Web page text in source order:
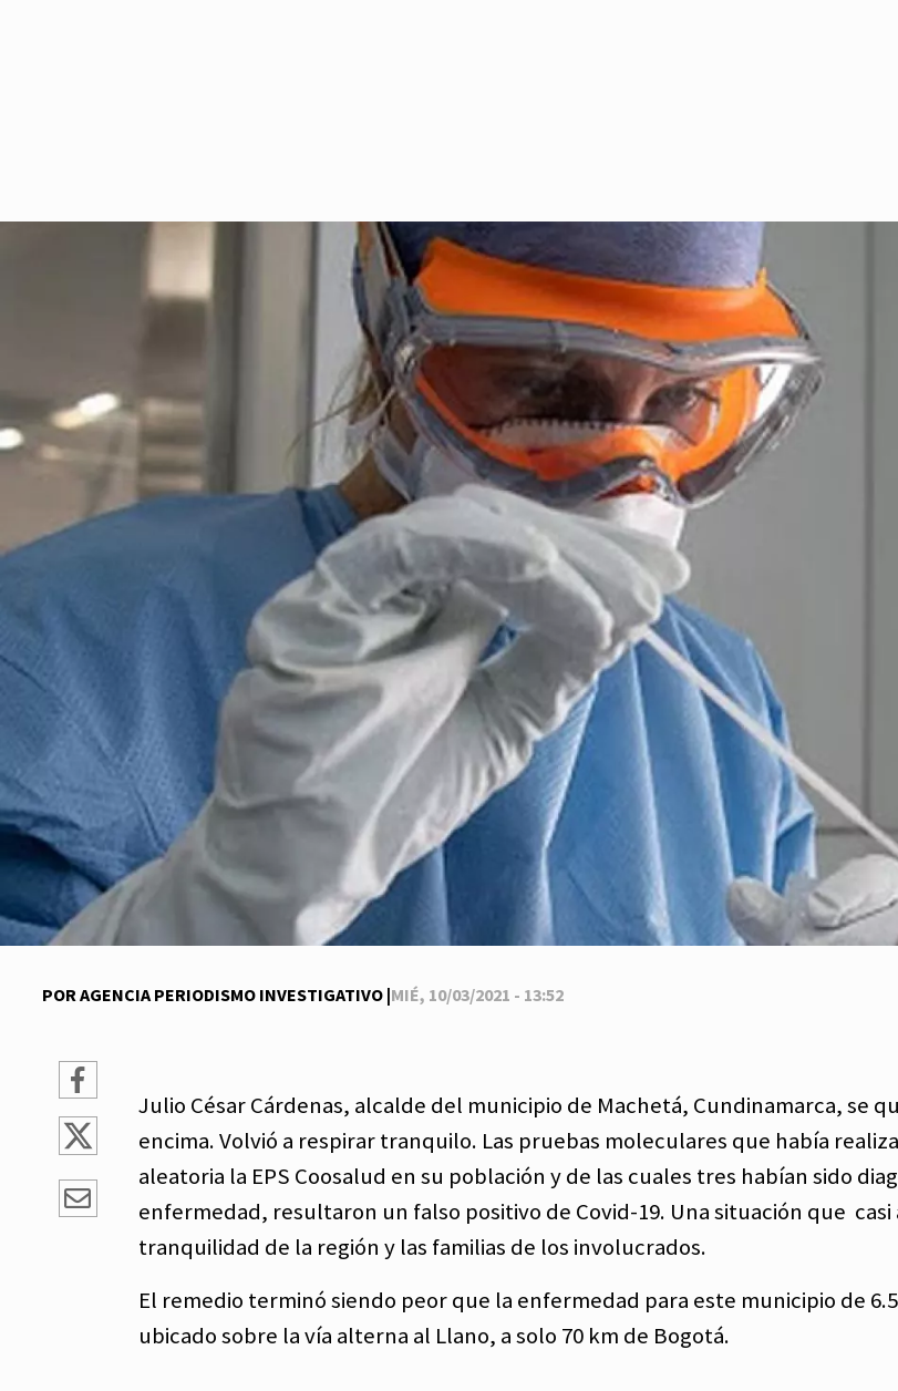
POR AGENCIA PERIODISMO INVESTIGATIVO |MIÉ, 10/03/2021 - 13:52
Julio César Cárdenas, alcalde del municipio de Machetá, Cundinamarca, se
encima. Volvió a respirar tranquilo. Las pruebas moleculares que había
aleatoria la EPS Coosalud en su población y de las cuales tres habían sido
enfermedad, resultaron un falso positivo de Covid-19. Una situación que casi
tranquilidad de la región y las familias de los involucrados.
El remedio terminó siendo peor que la enfermedad para este municipio de
ubicado sobre la vía alterna al Llano, a solo 70 km de Bogotá.